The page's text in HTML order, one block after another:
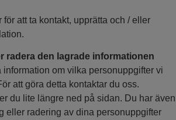
att ta kontakt, upprätta och / eller
radera den lagrade informationen
information om vilka personuppgifter vi
att göra detta kontaktar du oss.
du lite längre ned på sidan. Du har även
eller radering av dina personuppgifter